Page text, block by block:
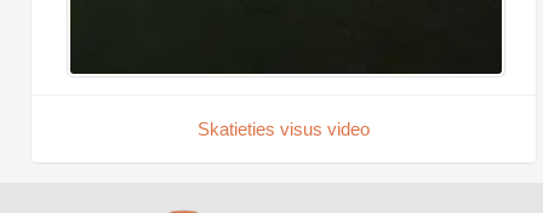
Skatieties visus video